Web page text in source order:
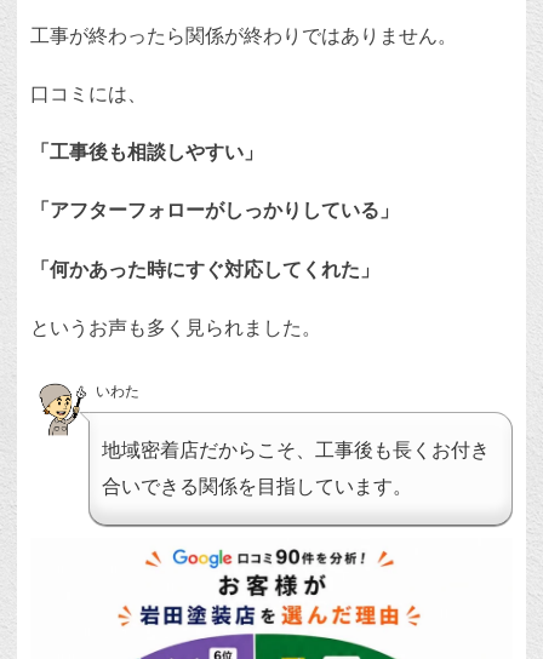
工事が終わったら関係が終わりではありません。
口コミには、
「工事後も相談しやすい」
「アフターフォローがしっかりしている」
「何かあった時にすぐ対応してくれた」
というお声も多く見られました。
いわた
地域密着店だからこそ、工事後も長くお付き
合いできる関係を目指しています。